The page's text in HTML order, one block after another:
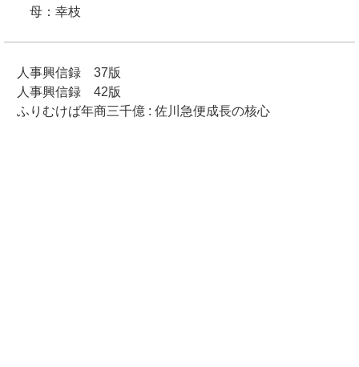
母：幸枝
人事興信録 37版
人事興信録 42版
ふりむけば年商三千億 : 佐川急便成長の核心